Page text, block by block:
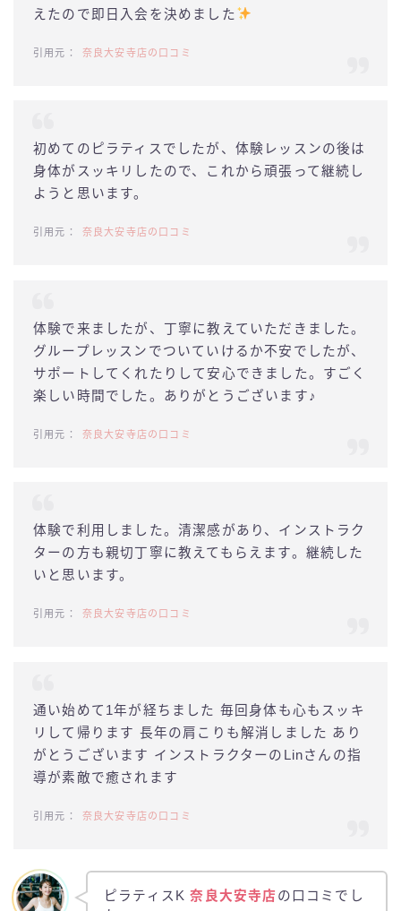
えたので即日入会を決めました
奈良大安寺店の口コミ
初めてのピラティスでしたが、体験レッスンの後は
身体がスッキリしたので、これから頑張って継続し
ようと思います。
奈良大安寺店の口コミ
体験で来ましたが、丁寧に教えていただきました。
グループレッスンでついていけるか不安でしたが、
サポートしてくれたりして安心できました。すごく
楽しい時間でした。ありがとうございます♪
奈良大安寺店の口コミ
体験で利用しました。清潔感があり、インストラク
ターの方も親切丁寧に教えてもらえます。継続した
いと思います。
奈良大安寺店の口コミ
通い始めて1年が経ちました 毎回身体も心もスッキ
リして帰ります 長年の肩こりも解消しました あり
がとうございます インストラクターのLinさんの指
導が素敵で癒されます
奈良大安寺店の口コミ
ピラティスK奈良大安寺店 の口コミでし